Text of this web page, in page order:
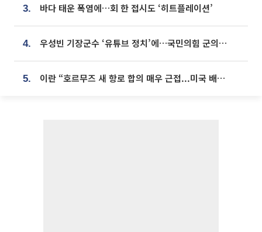
3. 바다 태운 폭염에…회 한 접시도 ‘히트플레이션’
4. 우성빈 기장군수 ‘유튜브 정치’에…국민의힘 군의원들 집단 반발
5. 이란 “호르무즈 새 항로 합의 매우 근접...미국 배상 먼저”